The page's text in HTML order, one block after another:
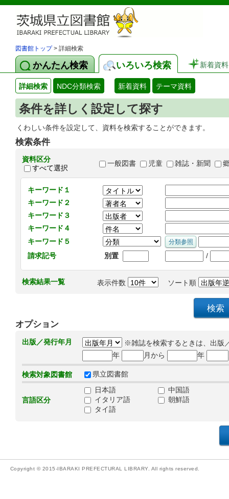
図書館トップ> 詳細検索
かんたん検索 いろいろ検索 新着資料
詳細検索 NDC分類検索 新着資料 テーマ資料
条件を詳しく設定して探す
くわしい条件を設定して、資料を検索することができます。
検索条件
資料区分
すべて選択
一般図書 児童 雑誌・新聞
キーワード１
キーワード２
キーワード３
キーワード４
キーワード５
請求記号
別置 /
検索結果一覧 表示件数 ソート順
オプション
出版／発行年月
※雑誌を検索するときは、出版
年
月から 年
検索対象図書館 県立図書館
言語区分
日本語
中国語
イタリア語
朝鮮語
タイ語
Copyright © 2015-IBARAKI PREFECTURAL LIBRARY. All rights reserved.